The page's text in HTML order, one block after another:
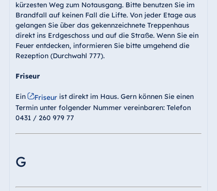
kürzesten Weg zum Notausgang. Bitte benutzen Sie im
Brandfall auf keinen Fall die Lifte. Von jeder Etage aus
gelangen Sie über das gekennzeichnete Treppenhaus
direkt ins Erdgeschoss und auf die Straße. Wenn Sie ein
Feuer entdecken, informieren Sie bitte umgehend die
Rezeption (Durchwahl 777).
Friseur
Ein Friseurist direkt im Haus. Gern können Sie einen
Termin unter folgender Nummer vereinbaren: Telefon
0431 / 260 979 77
G